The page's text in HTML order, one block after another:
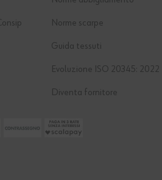
Norme scarpe
Guida tessuti
Evoluzione ISO 20345: 2022
Diventa fornitore